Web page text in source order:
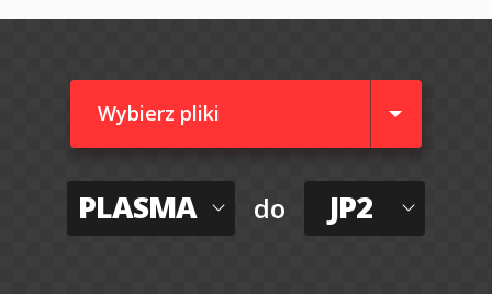
Wybierz pliki
PLASMA do JP2